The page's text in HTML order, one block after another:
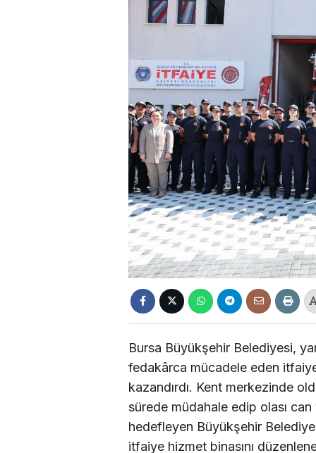
Bursa Büyükşehir Belediyesi,
fedakârca mücadele eden
kazandırdı. Kent merkezinde
sürede müdahale edip olası can
hedefleyen Büyükşehir
itfaiye hizmet binasını